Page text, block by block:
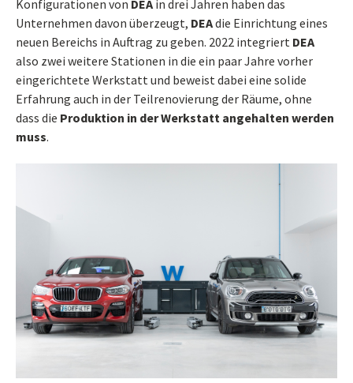
Konfigurationen von DEA in drei Jahren haben das
Unternehmen davon überzeugt, DEAdie Einrichtung eines
neuen Bereichs in Auftrag zu geben. 2022 integriert DEA
also zwei weitere Stationen in die ein paar Jahre vorher
eingerichtete Werkstatt und beweist dabei eine solide
Erfahrung auch in der Teilrenovierung der Räume, ohne
dass die Produktion in der Werkstatt angehalten werden
muss.